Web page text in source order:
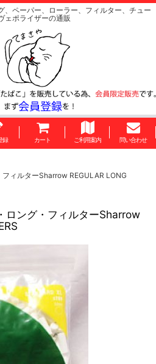
、ペーパー、ローラー、フィルター、チュー
ェポライザーの通販
録 カート ご利用案内 問い合わせ
ィルターSharrow REGULAR LONG
ング・フィルターSharrow